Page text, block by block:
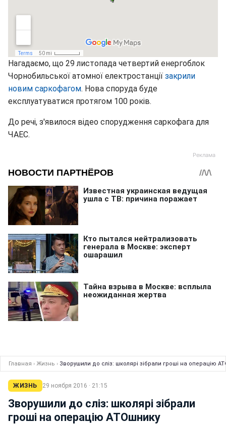
Нагадаємо, що 29 листопада четвертий енергоблок
Чорнобильської атомної електростанції закрили
новим саркофагом. Нова споруда буде
експлуатуватися протягом 100 років.
До речі, з'явилося відео спорудження саркофага для
ЧАЕС.
Главная › Жизнь › Зворушили до сліз: школярі зібрали гроші на операцію
ЖИЗНЬ 29 ноября 2016 · 21:15
Зворушили до сліз: школярі зібрали
гроші на операцію АТОшнику